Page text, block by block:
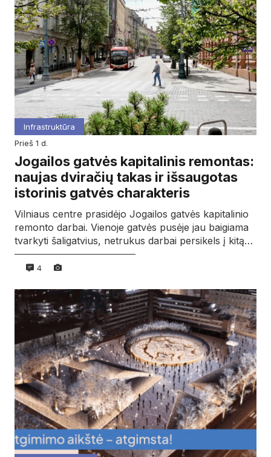
Infrastruktūra
prieš 1 d.
Jogailos gatvės kapitalinis remontas:
naujas dviračių takas ir išsaugotas
istorinis gatvės charakteris
Vilniaus centre prasidėjo Jogailos gatvės kapitalinio
remonto darbai. Vienoje gatvės pusėje jau baigiama
tvarkyti šaligatvius, netrukus darbai persikels į kitą…
4